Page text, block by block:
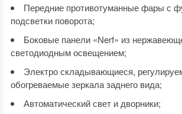
Передние противотуманные фары с
подсветки поворота;
Боковые панели «Nerf» из
светодиодным освещением;
Электро складывающиеся,
обогреваемые зеркала заднего вида;
Автоматический свет и дворники;